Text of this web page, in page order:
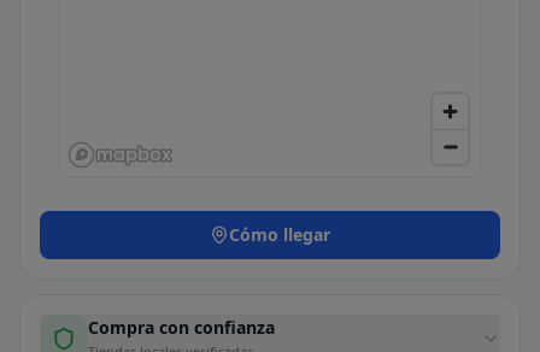
Cómo llegar
Compra con confianza